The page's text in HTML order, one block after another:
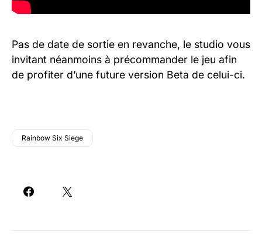
Pas de date de sortie en revanche, le studio vous
invitant néanmoins à précommander le jeu afin
de profiter d’une future version Beta de celui-ci.
Rainbow Six Siege